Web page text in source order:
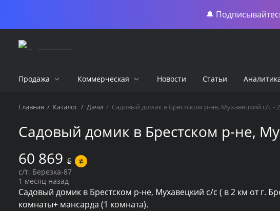
🔔
Продажа Коммерческая Новости Статьи
Главная / Каталог / Дачи / Садовый домик в Брестском р-не, Мухавецкий с/с -
Садовый домик в Брестском р-не,
60 869 BYN
с/т. Березка-87
1 месяц назад
Садовый домик в Брестском р-не, Мухавецкий с/с ( в 2 км от г.
комнаты+ мансарда (1 комната).